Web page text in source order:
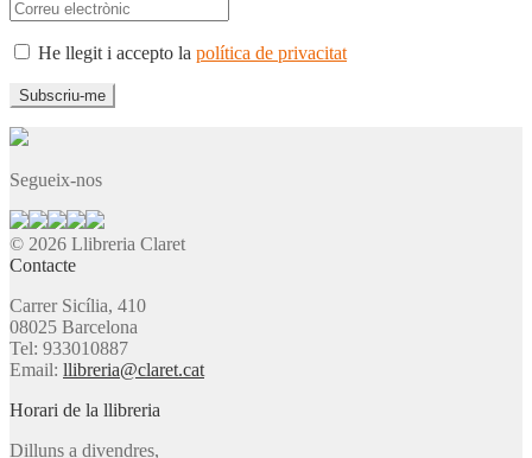
He llegit i accepto la política de privacitat
Segueix-nos
© 2026 Llibreria Claret
Contacte
Carrer Sicília, 410
08025 Barcelona
Tel: 933010887
Email: llibreria@claret.cat
Horari de la llibreria
Dilluns a divendres,